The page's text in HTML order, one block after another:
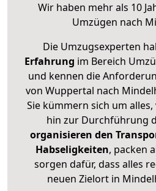
Wir haben mehr als 10
Umzügen nach
Die Umzugsexperten
Erfahrung im Bereich
und kennen die
von Wuppertal nach
Sie kümmern sich um
hin zur Durchführung
organisieren den
Habseligkeiten, packen
sorgen dafür, dass alles
neuen Zielort in